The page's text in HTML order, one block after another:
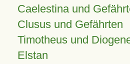
Caelestina und
Clusus und Gefährten
Timotheus und
Elstan